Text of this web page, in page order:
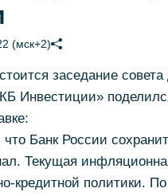
(мск+2)
заседание
Инвестиции»
Банк России
Текущая
кредитной политики.